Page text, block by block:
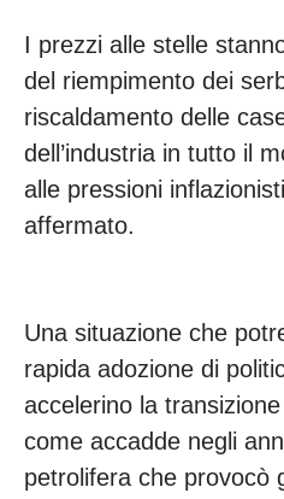
I prezzi alle stelle
del riempimento dei
riscaldamento delle
dell’industria in tutto il
alle pressioni
affermato.
Una situazione che
rapida adozione di
accelerino la
come accadde negli
petrolifera che provocò